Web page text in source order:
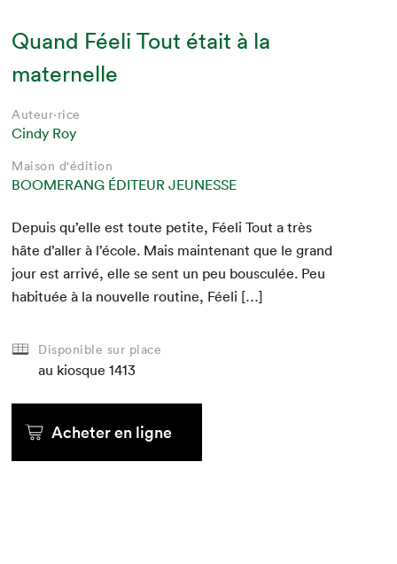
Quand Féeli Tout était à la
maternelle
Auteur·rice
Cindy Roy
Maison d'édition
BOOMERANG ÉDITEUR JEUNESSE
Depuis qu’elle est toute petite, Féeli Tout a très
hâte d’aller à l’école. Mais main­tenant que le grand
jour est arrivé, elle se sent un peu bous­culée. Peu
habituée à la nou­velle rou­tine, Féeli […]
Disponible sur place
au kiosque 1413
Acheter en ligne